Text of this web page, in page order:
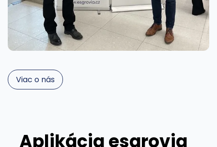
Viac o nás
Aplikácia esgrovia